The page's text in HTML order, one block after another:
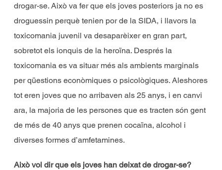
drogar-se. Això va fer que els joves posteriors ja no es
droguessin perquè tenien por de la SIDA, i llavors la
toxicomania juvenil va desaparèixer en gran part,
sobretot els ionquis de la heroïna. Després la
toxicomania es va situar més als ambients marginals
per qüestions econòmiques o psicològiques. Aleshores
tot eren joves que no arribaven als 25 anys, i en canvi
ara, la majoria de les persones que es tracten són gent
de més de 40 anys que prenen cocaïna, alcohol i
diverses formes d’amfetamines.
Això vol dir que els joves han deixat de drogar-se?